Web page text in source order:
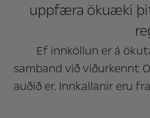
uppfæra ökuæki
Ef innköllun er á
samband við viðurkennt
auðið er. Innkallanir eru